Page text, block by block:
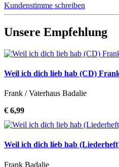
Kundenstimme schreiben
Unsere Empfehlung
Weil ich dich lieb hab (CD)
Frank / Vaterhaus Badalie
€ 6,99
Weil ich dich lieb hab
Frank Badalie